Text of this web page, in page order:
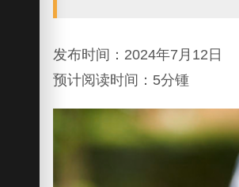
发布时间：2024年7月12日
预计阅读时间：5分锺